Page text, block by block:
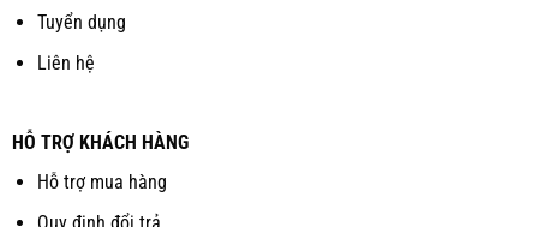
Tuyển dụng
Liên hệ
HỖ TRỢ KHÁCH HÀNG
Hỗ trợ mua hàng